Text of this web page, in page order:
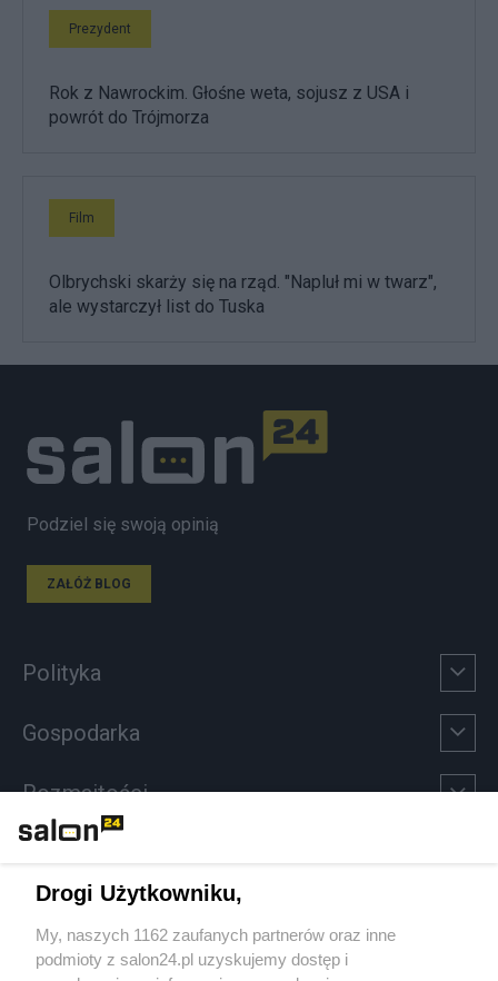
Prezydent
Rok z Nawrockim. Głośne weta, sojusz z USA i
powrót do Trójmorza
Film
Olbrychski skarży się na rząd. "Napluł mi w twarz",
ale wystarczył list do Tuska
Podziel się swoją opinią
ZAŁÓŻ BLOG
Polityka
Gospodarka
Rozmaitości
Sport
Społeczeństwo
Drogi Użytkowniku,
My, naszych 1162 zaufanych partnerów oraz inne
podmioty z salon24.pl uzyskujemy dostęp i